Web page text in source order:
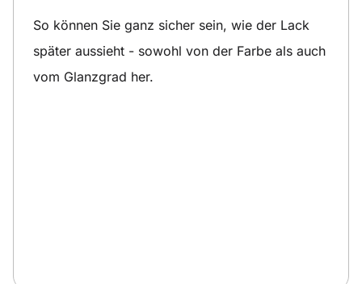
So können Sie ganz sicher sein, wie der Lack
später aussieht - sowohl von der Farbe als auch
vom Glanzgrad her.